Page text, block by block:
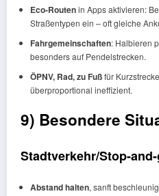
Eco-Routenin Apps aktivieren:
Straßentypen ein – oft gleiche
Fahrgemeinschaften: Halbieren
besonders auf Pendelstrecken.
ÖPNV, Rad, zu Fußfür
überproportional ineffizient.
9) Besondere
Stadtverkehr/Stop-
Abstand halten, sanft